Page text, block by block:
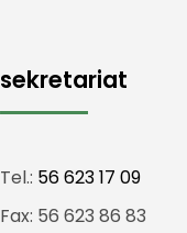
sekretariat
Tel.: 56 623 17 09
Fax: 56 623 86 83